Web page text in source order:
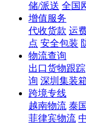
储/派送 全国
增值服务
代收货款 运
点 安全包装
物流查询
出口货物跟踪
询 深圳集装
跨境专线
越南物流 泰
菲律宾物流